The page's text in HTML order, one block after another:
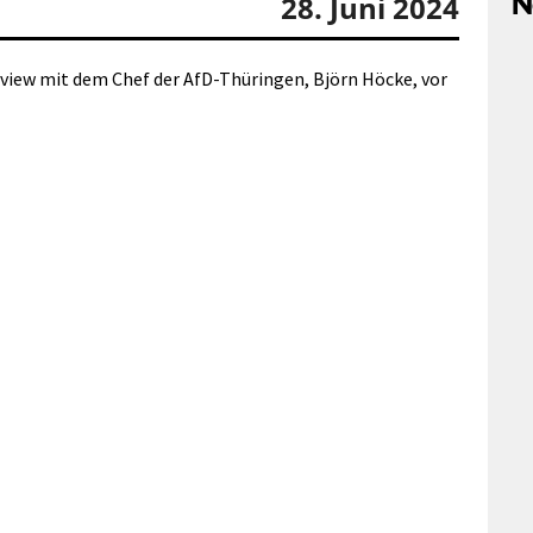
mit dem Chef der AfD-Thüringen, Björn Höcke, vor